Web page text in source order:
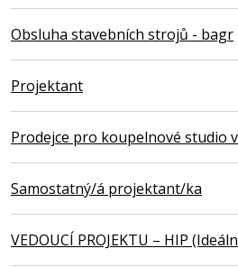
Obsluha stavebních strojů - bagr
Projektant
Prodejce pro koupelnové studio
Samostatný/á projektant/ka
VEDOUCÍ PROJEKTU – HIP